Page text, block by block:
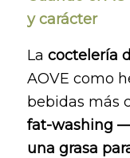
y carácter
La coctelería
AOVE como
bebidas más
fat-washing
una grasa